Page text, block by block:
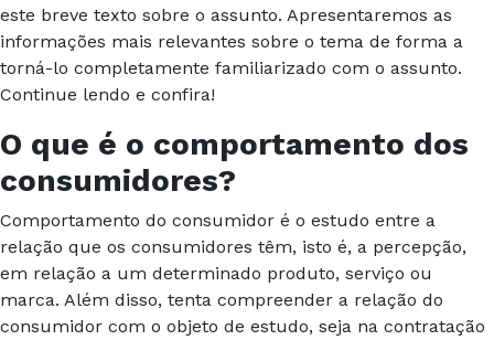
este breve texto sobre o assunto. Apresentaremos as
informações mais relevantes sobre o tema de forma a
torná-lo completamente familiarizado com o assunto.
Continue lendo e confira!
O que é o comportamento dos
consumidores?
Comportamento do consumidor é o estudo entre a
relação que os consumidores têm, isto é, a percepção,
em relação a um determinado produto, serviço ou
marca. Além disso, tenta compreender a relação do
consumidor com o objeto de estudo, seja na contratação